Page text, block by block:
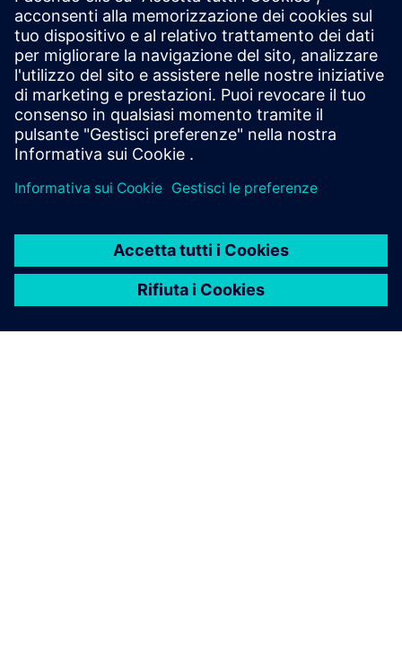
binarie o quasi binarie in base alla conduttività
termica. Il sistema utilizza due linee di analizzatori di
gas indipendenti in un rack per conformarsi alle
direttive internazionali.